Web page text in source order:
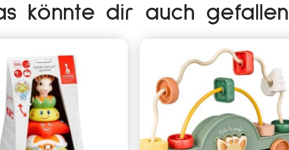
könnte dir auch gefallen